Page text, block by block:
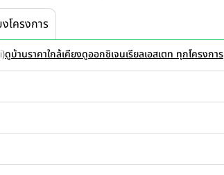
โครงการ
ดูบ้านราคาใกล้เคียงดูออกซิเจนเรียลเอสเตท ทุกโครงการ